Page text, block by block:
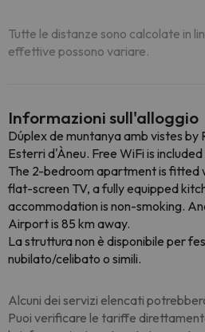
Tutte le distanze sono calcolate in
effettive possono variare.
Informazioni sull'alloggio
Dúplex de muntanya amb vistes by
Esterri d'Àneu. Free WiFi is
The 2-bedroom apartment is fitted
flat-screen TV, a fully equipped
accommodation is non-smoking.
Airport is 85 km away.
La struttura non è disponibile per
nubilato/celibato o simili.
Alcuni dei servizi elencati
Puoi verificare le tariffe